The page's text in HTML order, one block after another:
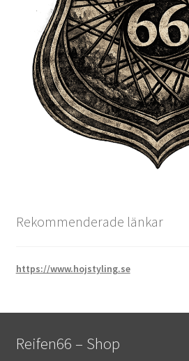
Rekommenderade länkar
https://www.hojstyling.se
Reifen66 – Shop